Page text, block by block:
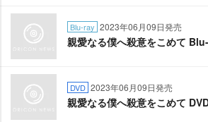
Blu-ray 2023年06月09日発売
親愛なる僕へ殺意をこめて
DVD 2023年06月09日発売
親愛なる僕へ殺意をこめて